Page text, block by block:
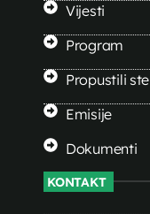
Vijesti
Program
Propustili ste
Emisije
Dokumenti
KONTAKT